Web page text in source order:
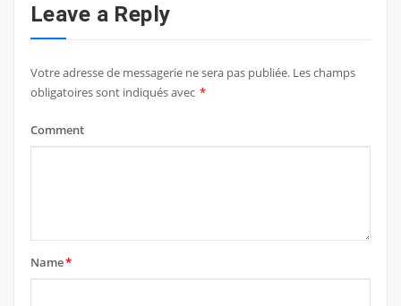
Leave a Reply
Votre adresse de messagerie ne sera pas publiée. Les champs
obligatoires sont indiqués avec *
Comment
Name*